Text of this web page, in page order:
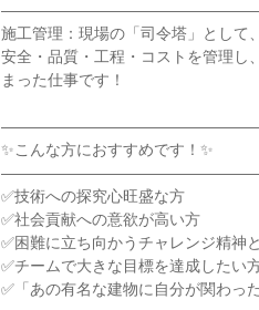
施工管理：現場の「司令塔」として
安全・品質・工程・コストを管理し
まった仕事です！
✨こんな方におすすめです！✨
✅技術への探究心旺盛な方
✅社会貢献への意欲が高い方
✅困難に立ち向かうチャレンジ精神
✅チームで大きな目標を達成したい
✅「あの有名な建物に自分が関わっ